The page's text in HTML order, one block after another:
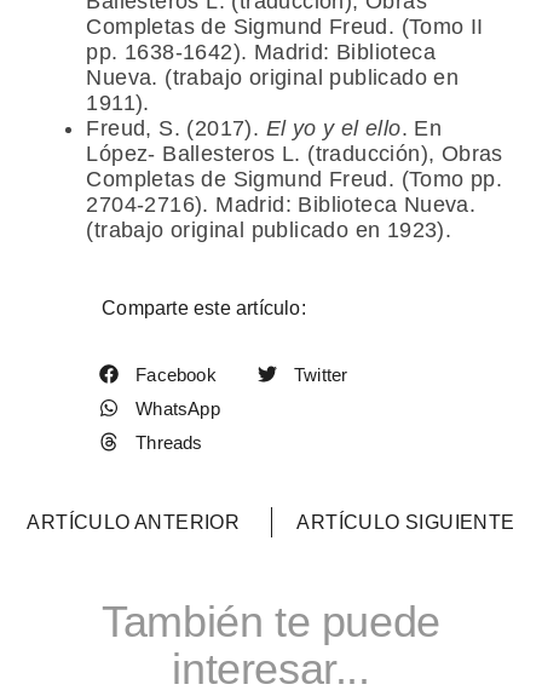
Completas de Sigmund Freud. (Tomo II
pp. 1638-1642). Madrid: Biblioteca
Nueva. (trabajo original publicado en
1911).
Freud, S. (2017). El yo y el ello. En
López- Ballesteros L. (traducción), Obras
Completas de Sigmund Freud. (Tomo pp.
2704-2716). Madrid: Biblioteca Nueva.
(trabajo original publicado en 1923).
Comparte este artículo:
Facebook
Twitter
WhatsApp
Threads
ARTÍCULO ANTERIOR ARTÍCULO SIGUIENTE
También te puede
interesar...